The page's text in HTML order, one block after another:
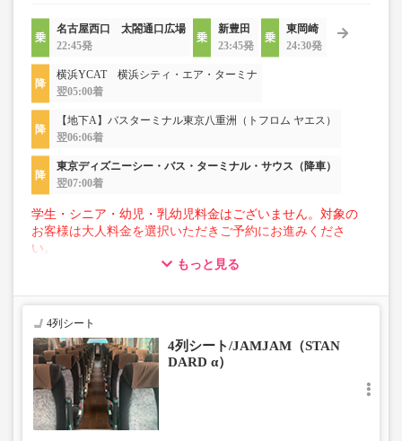
名古屋西口 太閤通口広場
22:45発
新豊田
23:45発
東岡崎
24:30発
横浜YCAT 横浜シティ・エア・ターミナ
翌05:00着
【地下A】バスターミナル東京八重洲（トフロム ヤエス）
翌06:06着
東京ディズニーシー・バス・ターミナル・サウス（降車）
翌07:00着
学生・シニア・幼児・乳幼児料金はございません。対象の
お客様は大人料金を選択いただきご予約にお進みくださ
い。
■トランクにてお預かりできる荷物
・3辺合計160cm以内、かつ10kg以下のものをおひとり様1
■お預かりできない荷物（貴重品以外は車内持ち込みも不
可）
楽器・自転車（折りたたみ含む）・ボード等の大きな荷
物、壊れ物、危険物、貴重品、ペット、
上記「トランクにてお預かりできる荷物」の条件を満たさ
もっと見る
4列シート
4列シート/JAMJAM（STAN
DARD α）